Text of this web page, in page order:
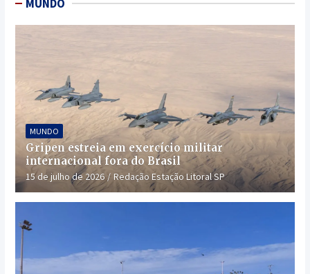
MUNDO
MUNDO
Gripen estreia em exercício militar
internacional fora do Brasil
15 de julho de 2026 Redação Estação Litoral SP